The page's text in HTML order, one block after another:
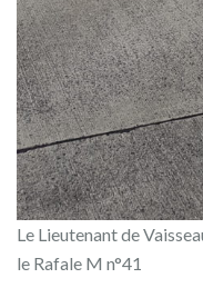
Le Lieutenant de
le Rafale M n°41